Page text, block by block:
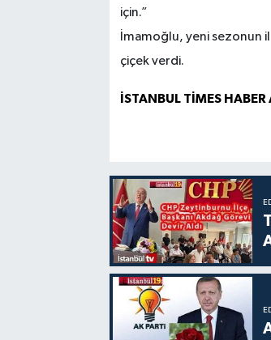
için.”
İmamoğlu, yeni sezonun
çiçek verdi.
İSTANBUL TİMES